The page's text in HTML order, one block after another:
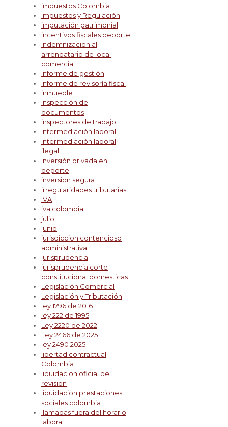
impuestos Colombia
Impuestos y Regulación
imputación patrimonial
incentivos fiscales deporte
indemnizacion al
arrendatario de local
comercial
informe de gestión
informe de revisoría fiscal
inmueble
inspección de
documentos
inspectores de trabajo
intermediación laboral
intermediación laboral
ilegal
inversión privada en
deporte
inversion segura
irregularidades tributarias
IVA
iva colombia
julio
junio
jurisdiccion contencioso
administrativa
jurisprudencia
jurisprudencia corte
constitucional domesticas
Legislación Comercial
Legislación y Tributación
ley 1796 de 2016
ley 222 de 1995
Ley 2220 de 2022
Ley 2466 de 2025
ley 2490 2025
libertad contractual
Colombia
liquidacion oficial de
revision
liquidacion prestaciones
sociales colombia
llamadas fuera del horario
laboral